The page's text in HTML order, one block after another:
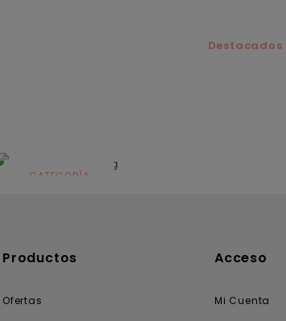
Destacados
CATEGORÍA
Productos
Ofertas
Acceso
Mi Cuenta